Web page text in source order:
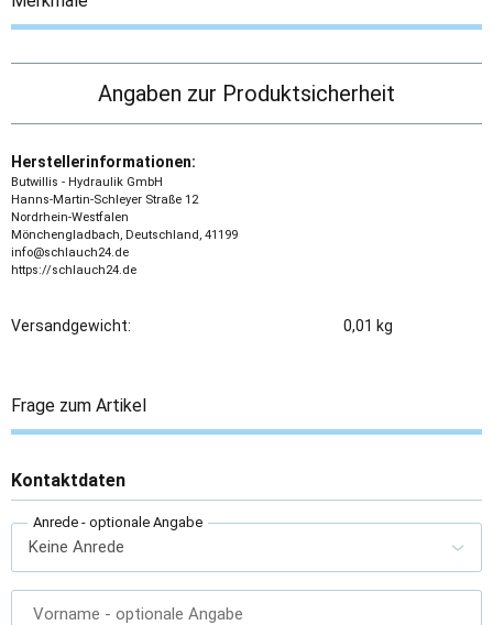
Angaben zur Produktsicherheit
Herstellerinformationen:
Butwillis - Hydraulik GmbH
Hanns-Martin-Schleyer Straße 12
Nordrhein-Westfalen
Mönchengladbach, Deutschland, 41199
info@schlauch24.de
https://schlauch24.de
Versandgewicht: 0,01 kg
Frage zum Artikel
Kontaktdaten
Anrede - optionale Angabe
Vorname - optionale Angabe